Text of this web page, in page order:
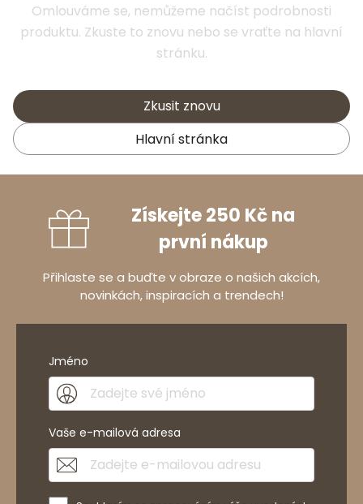
Omlouváme se, nemůžeme načíst podrobnosti
produktu. Zkuste to znovu nebo se vraťte na hlavní
stránku.
Zkusit znovu
Hlavní stránka
Získejte 250 Kč na
první nákup
Přihlaste se a buďte v obraze o našich akcích,
novinkách, inspiracích a trendech!
Jméno
Vaše e-mailová adresa